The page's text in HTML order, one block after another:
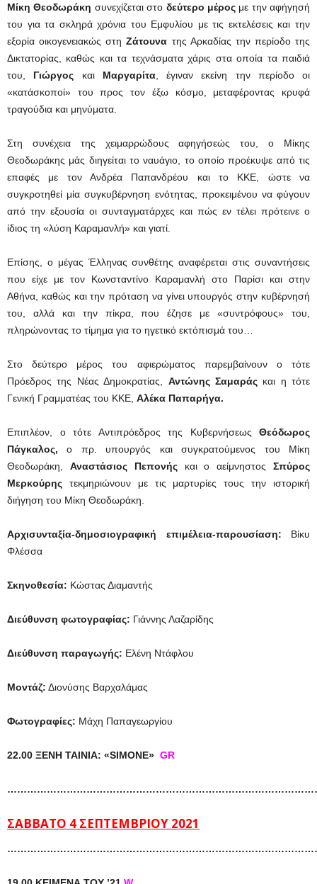
Μίκη Θεοδωράκη συνεχίζεται στο δεύτερο μέροςμε την αφήγησή
του για τα σκληρά χρόνια του Εμφυλίου με τις εκτελέσεις και την
εξορία οικογενειακώς στηΖάτουνα της Αρκαδίας την περίοδο της
Δικτατορίας, καθώς και τα τεχνάσματα χάρις στα οποία τα παιδιά
του, Γιώργος καιΜαργαρίτα, έγιναν εκείνη την περίοδο οι
«κατάσκοποί» του προς τον έξω κόσμο, μεταφέροντας κρυφά
τραγούδια και μηνύματα.
Στη συνέχεια της χειμαρρώδους αφηγήσεώς του, ο Μίκης
Θεοδωράκης μάς διηγείται το ναυάγιο, το οποίο προέκυψε από τις
επαφές με τον Ανδρέα Παπανδρέου και το ΚΚΕ, ώστε να
συγκροτηθεί μία συγκυβέρνηση ενότητας, προκειμένου να φύγουν
από την εξουσία οι συνταγματάρχες και πώς εν τέλει πρότεινε ο
ίδιος τη «λύση Καραμανλή» και γιατί.
Επίσης, ο μέγας Έλληνας συνθέτης αναφέρεται στις συναντήσεις
που είχε με τον Κωνσταντίνο Καραμανλή στο Παρίσι και στην
Αθήνα, καθώς και την πρόταση να γίνει υπουργός στην κυβέρνησή
του, αλλά και την πίκρα, που έζησε με «συντρόφους» του,
πληρώνοντας το τίμημα για το ηγετικό εκτόπισμά του…
Στο δεύτερο μέρος του αφιερώματος παρεμβαίνουν ο τότε
Πρόεδρος της Νέας Δημοκρατίας, Αντώνης Σαμαράςκαι η τότε
Γενική Γραμματέας του ΚΚΕ, Αλέκα Παπαρήγα.
Επιπλέον, ο τότε Αντιπρόεδρος της Κυβερνήσεως Θεόδωρος
Πάγκαλος, ο πρ. υπουργός και συγκρατούμενος του Μίκη
Θεοδωράκη, Αναστάσιος Πεπονήςκαι ο αείμνηστοςΣπύρος
Μερκούρης τεκμηριώνουν με τις μαρτυρίες τους την ιστορική
διήγηση του Μίκη Θεοδωράκη.
Αρχισυνταξία-δημοσιογραφική επιμέλεια-παρουσίαση: Βίκυ
Φλέσσα
Σκηνοθεσία: Κώστας Διαμαντής
Διεύθυνση φωτογραφίας: Γιάννης Λαζαρίδης
Διεύθυνση παραγωγής: Ελένη Ντάφλου
Μοντάζ: Διονύσης Βαρχαλάμας
Φωτογραφίες: Μάχη Παπαγεωργίου
22.00 ΞΕΝΗ ΤΑΙΝΙΑ: «SIMONE» GR
ΣΑΒΒΑΤΟ 4 ΣΕΠΤΕΜΒΡΙΟΥ 2021